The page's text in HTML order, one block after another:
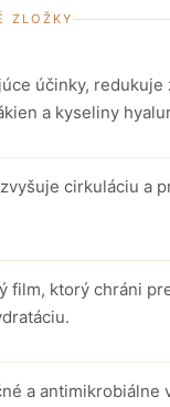
ZLOŽKY
účinky,
a kyseliny
cirkuláciu a
film, ktorý chráni
a